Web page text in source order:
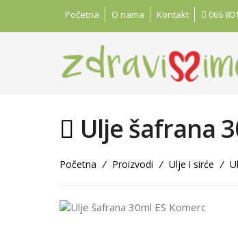
Početna O nama Kontakt 066
Ulje šafrana
Početna / Proizvodi / Ulje i sirće /